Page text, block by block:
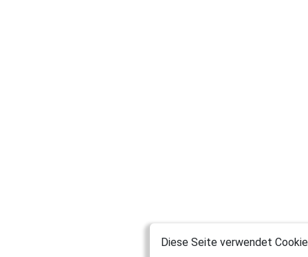
Diese Seite verwendet